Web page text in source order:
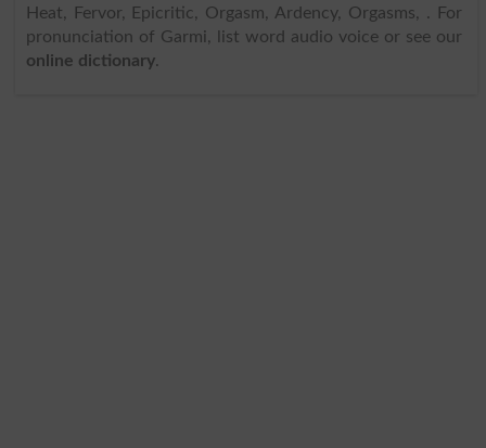
Heat, Fervor, Epicritic, Orgasm, Ardency, Orgasms, . For
pronunciation of Garmi, list word audio voice or see our
online dictionary.